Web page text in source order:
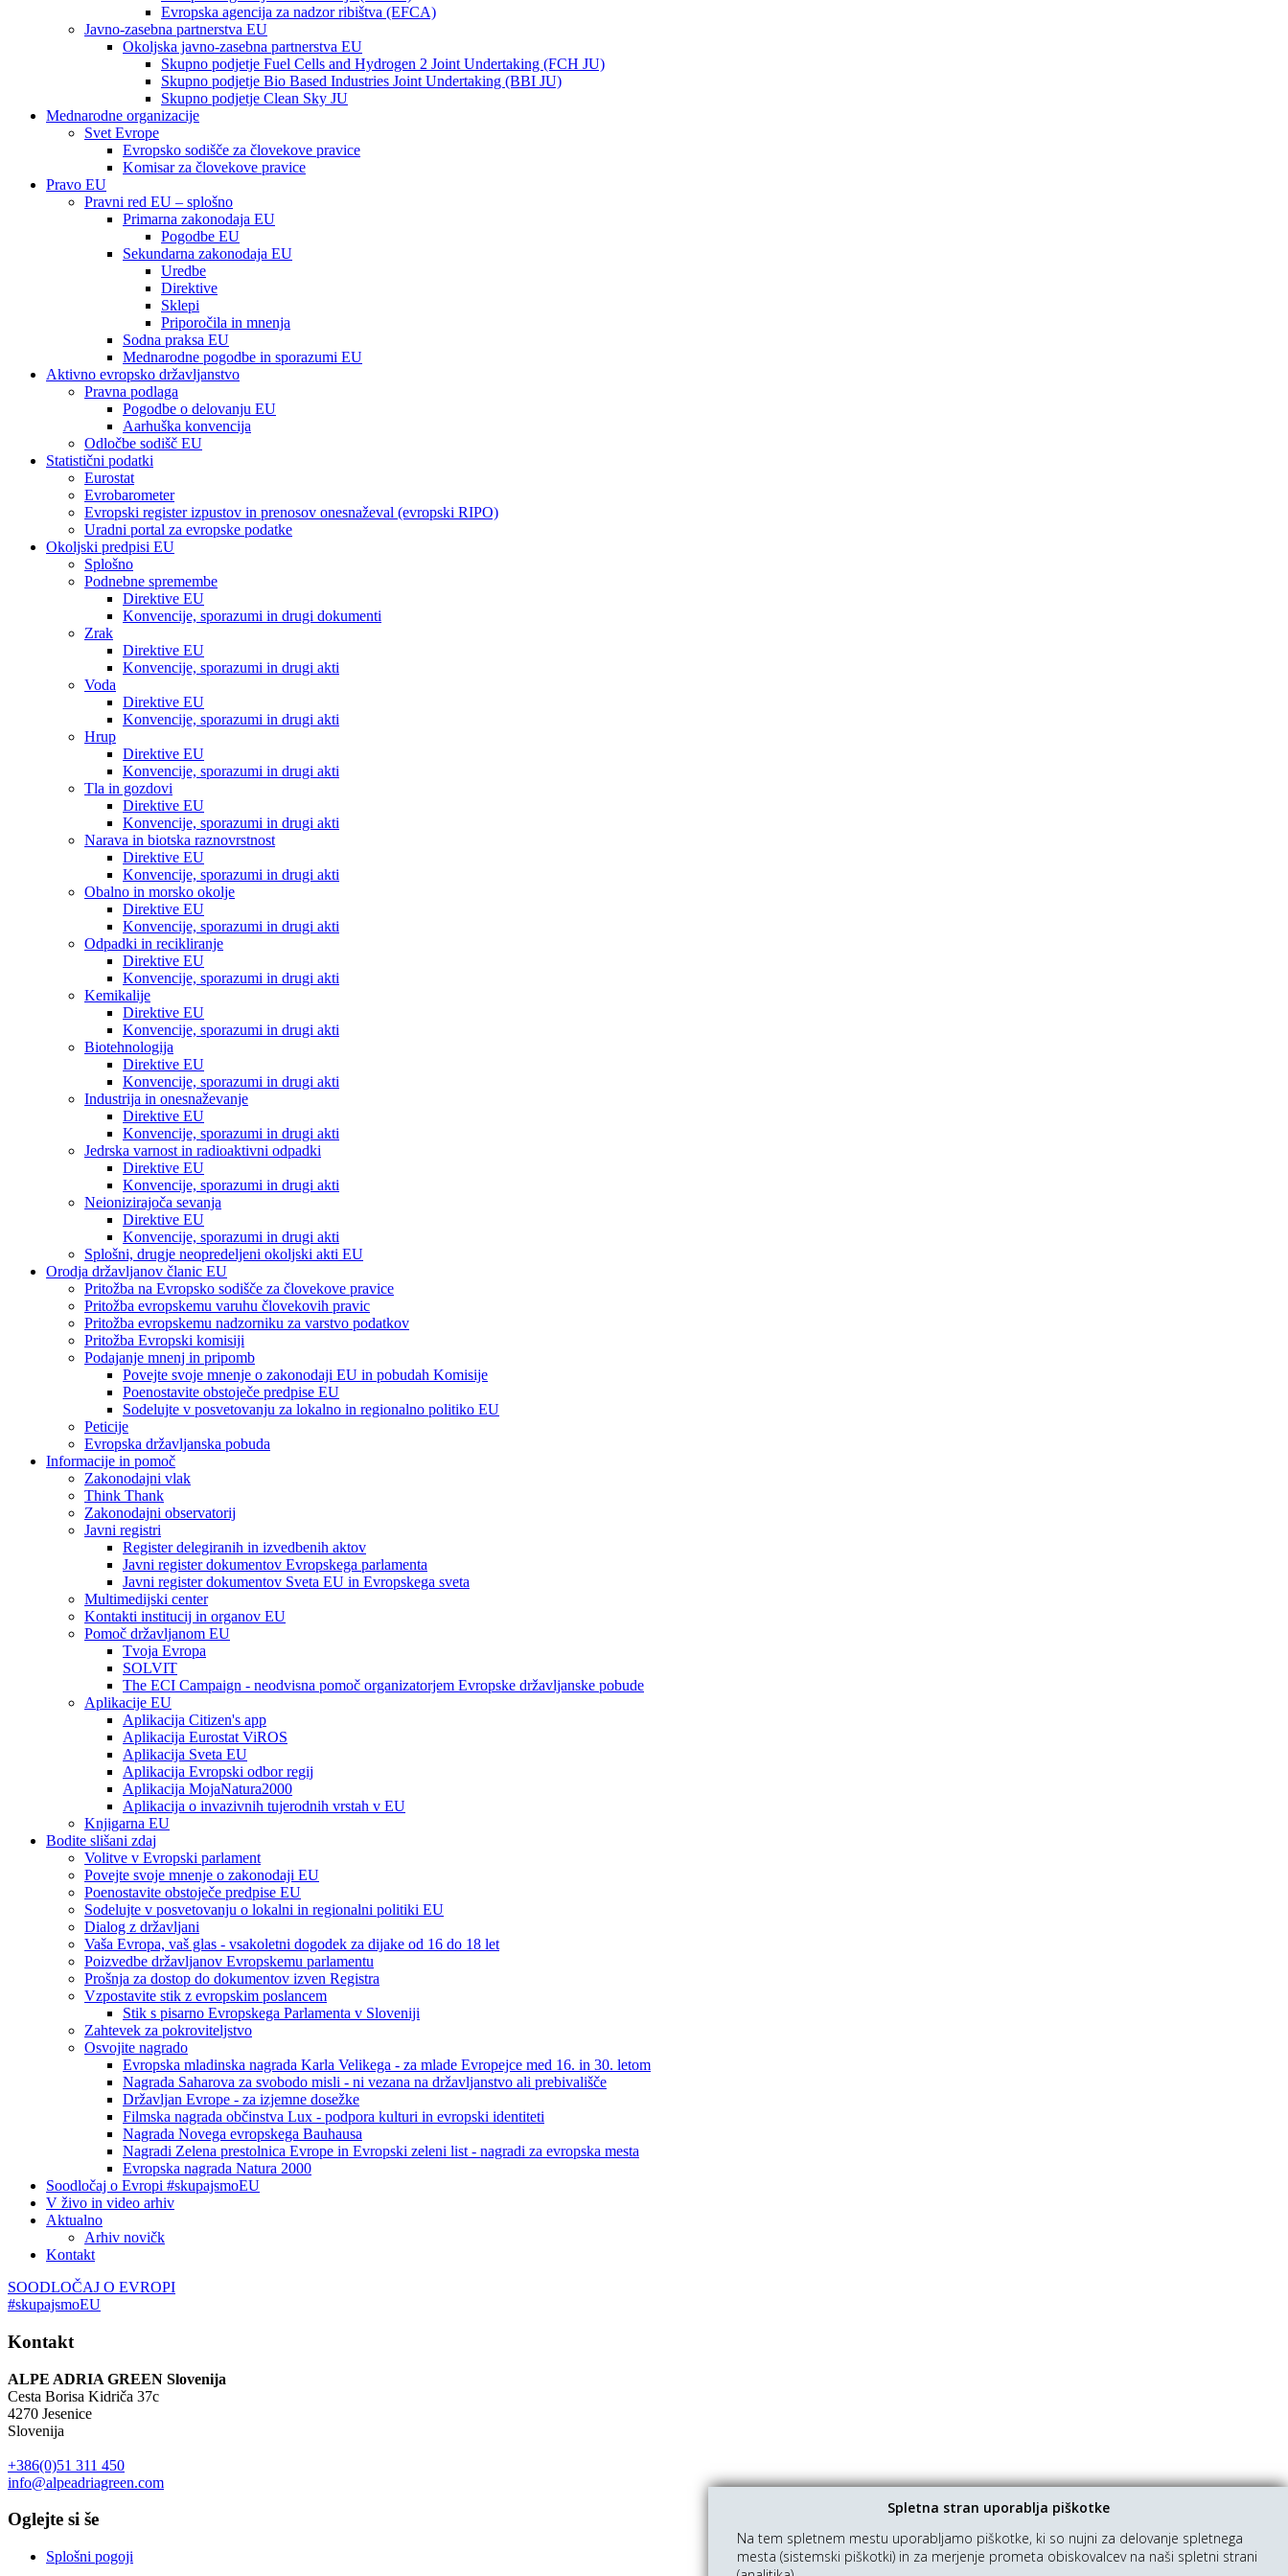
Spletna stran uporablja piškotke
Na tem spletnem mestu uporabljamo piškotke, ki so nujni za delovanje spletnega
mesta (sistemski piškotki) in za merjenje prometa obiskovalcev na naši spletni strani
Evropska agencija za nadzor ribištva (EFCA)
Javno-zasebna partnerstva EU
Okoljska javno-zasebna partnerstva EU
Skupno podjetje Fuel Cells and Hydrogen 2 Joint Undertaking (FCH JU)
Skupno podjetje Bio Based Industries Joint Undertaking (BBI JU)
Skupno podjetje Clean Sky JU
Mednarodne organizacije
Svet Evrope
Evropsko sodišče za človekove pravice
Komisar za človekove pravice
Pravo EU
Pravni red EU – splošno
Primarna zakonodaja EU
Pogodbe EU
Sekundarna zakonodaja EU
Uredbe
Direktive
Sklepi
Priporočila in mnenja
Sodna praksa EU
Mednarodne pogodbe in sporazumi EU
Aktivno evropsko državljanstvo
Pravna podlaga
Pogodbe o delovanju EU
Aarhuška konvencija
Odločbe sodišč EU
Statistični podatki
Eurostat
Evrobarometer
Evropski register izpustov in prenosov onesnaževal (evropski RIPO)
Uradni portal za evropske podatke
Okoljski predpisi EU
Splošno
Podnebne spremembe
Direktive EU
Konvencije, sporazumi in drugi dokumenti
Zrak
Direktive EU
Konvencije, sporazumi in drugi akti
Voda
Direktive EU
Konvencije, sporazumi in drugi akti
Hrup
Direktive EU
Konvencije, sporazumi in drugi akti
Tla in gozdovi
Direktive EU
Konvencije, sporazumi in drugi akti
Narava in biotska raznovrstnost
Direktive EU
Konvencije, sporazumi in drugi akti
Obalno in morsko okolje
Direktive EU
Konvencije, sporazumi in drugi akti
Odpadki in recikliranje
Direktive EU
Konvencije, sporazumi in drugi akti
Kemikalije
Direktive EU
Konvencije, sporazumi in drugi akti
Biotehnologija
Direktive EU
Konvencije, sporazumi in drugi akti
Industrija in onesnaževanje
Direktive EU
Konvencije, sporazumi in drugi akti
Jedrska varnost in radioaktivni odpadki
Direktive EU
Konvencije, sporazumi in drugi akti
Neionizirajoča sevanja
Direktive EU
Konvencije, sporazumi in drugi akti
Splošni, drugje neopredeljeni okoljski akti EU
Orodja državljanov članic EU
Pritožba na Evropsko sodišče za človekove pravice
Pritožba evropskemu varuhu človekovih pravic
Pritožba evropskemu nadzorniku za varstvo podatkov
Pritožba Evropski komisiji
Podajanje mnenj in pripomb
Povejte svoje mnenje o zakonodaji EU in pobudah Komisije
Poenostavite obstoječe predpise EU
Sodelujte v posvetovanju za lokalno in regionalno politiko EU
Peticije
Evropska državljanska pobuda
Informacije in pomoč
Zakonodajni vlak
Think Thank
Zakonodajni observatorij
Javni registri
Register delegiranih in izvedbenih aktov
Javni register dokumentov Evropskega parlamenta
Javni register dokumentov Sveta EU in Evropskega sveta
Multimedijski center
Kontakti institucij in organov EU
Pomoč državljanom EU
Tvoja Evropa
SOLVIT
The ECI Campaign - neodvisna pomoč organizatorjem Evropske državljanske pobude
Aplikacije EU
Aplikacija Citizen's app
Aplikacija Eurostat ViROS
Aplikacija Sveta EU
Aplikacija Evropski odbor regij
Aplikacija MojaNatura2000
Aplikacija o invazivnih tujerodnih vrstah v EU
Knjigarna EU
Bodite slišani zdaj
Volitve v Evropski parlament
Povejte svoje mnenje o zakonodaji EU
Poenostavite obstoječe predpise EU
Sodelujte v posvetovanju o lokalni in regionalni politiki EU
Dialog z državljani
Vaša Evropa, vaš glas - vsakoletni dogodek za dijake od 16 do 18 let
Poizvedbe državljanov Evropskemu parlamentu
Prošnja za dostop do dokumentov izven Registra
Vzpostavite stik z evropskim poslancem
Stik s pisarno Evropskega Parlamenta v Sloveniji
Zahtevek za pokroviteljstvo
Osvojite nagrado
Evropska mladinska nagrada Karla Velikega - za mlade Evropejce med 16. in 30. letom
Nagrada Saharova za svobodo misli - ni vezana na državljanstvo ali prebivališče
Državljan Evrope - za izjemne dosežke
Filmska nagrada občinstva Lux - podpora kulturi in evropski identiteti
Nagrada Novega evropskega Bauhausa
Nagradi Zelena prestolnica Evrope in Evropski zeleni list - nagradi za evropska mesta
Evropska nagrada Natura 2000
Soodločaj o Evropi #skupajsmoEU
V živo in video arhiv
Aktualno
Arhiv novičk
Kontakt
SOODLOČAJ O EVROPI
#skupajsmoEU
Kontakt
ALPE ADRIA GREEN Slovenija
Cesta Borisa Kidriča 37c
4270 Jesenice
Slovenija
+386(0)51 311 450
info@alpeadriagreen.com
Oglejte si še
Splošni pogoji